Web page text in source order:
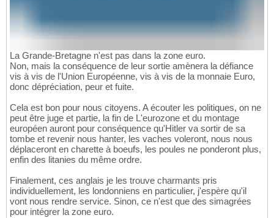
La Grande-Bretagne n'est pas dans la zone euro.
Non, mais la conséquence de leur sortie amènera la défiance
vis à vis de l'Union Européenne, vis à vis de la monnaie Euro,
donc dépréciation, peur et fuite.
Cela est bon pour nous citoyens. A écouter les politiques, on ne
peut être juge et partie, la fin de L'eurozone et du montage
européen auront pour conséquence qu'Hitler va sortir de sa
tombe et revenir nous hanter, les vaches voleront, nous nous
déplaceront en charette à boeufs, les poules ne ponderont plus,
enfin des litanies du même ordre.
Finalement, ces anglais je les trouve charmants pris
individuellement, les londonniens en particulier, j'espère qu'il
vont nous rendre service. Sinon, ce n'est que des simagrées
pour intégrer la zone euro.